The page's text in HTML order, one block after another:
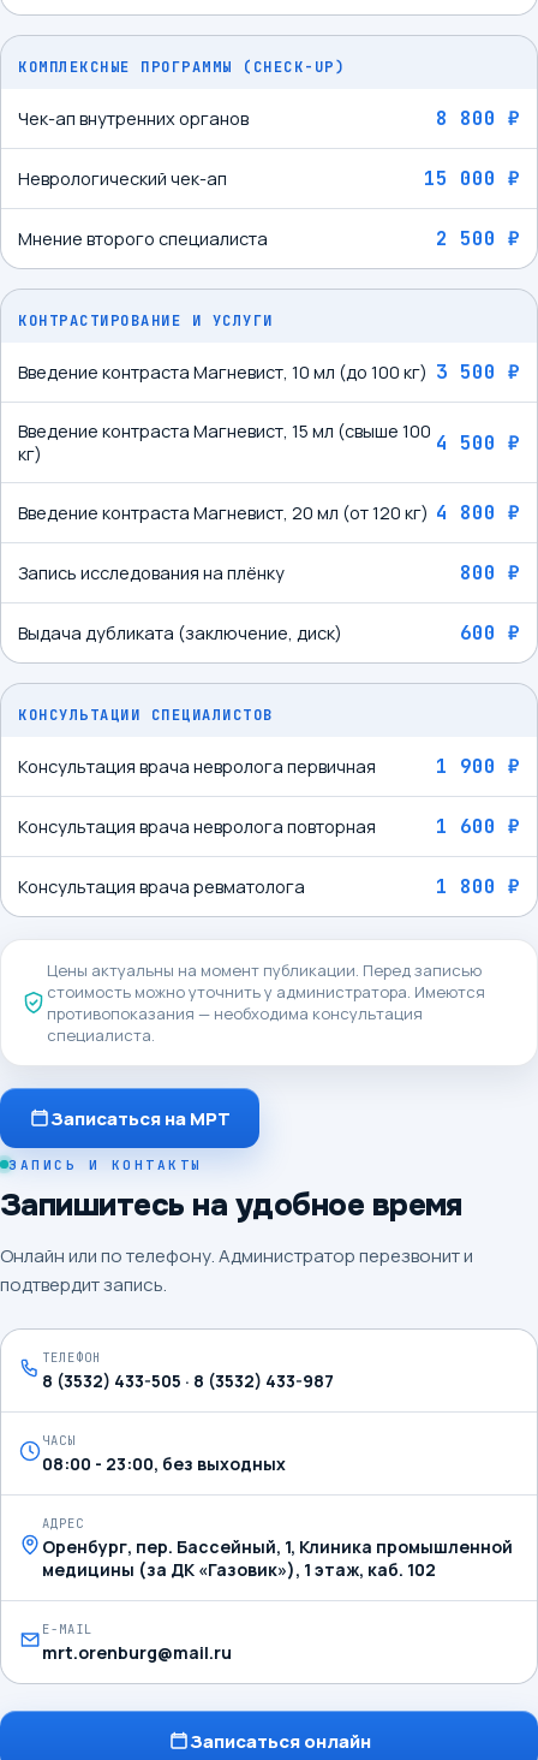
КОМПЛЕКСНЫЕ ПРОГРАММЫ (CHECK-UP)
Чек-ап внутренних органов 8 800 ₽
Неврологический чек-ап 15 000 ₽
Мнение второго специалиста 2 500 ₽
КОНТРАСТИРОВАНИЕ И УСЛУГИ
Введение контраста Магневист, 10 мл (до 100 кг) 3 500 ₽
Введение контраста Магневист, 15 мл (свыше 100
кг)
4 500 ₽
Введение контраста Магневист, 20 мл (от 120 кг) 4 800 ₽
Запись исследования на плёнку 800 ₽
Выдача дубликата (заключение, диск) 600 ₽
КОНСУЛЬТАЦИИ СПЕЦИАЛИСТОВ
Консультация врача невролога первичная 1 900 ₽
Консультация врача невролога повторная 1 600 ₽
Консультация врача ревматолога 1 800 ₽
Цены актуальны на момент публикации. Перед записью
стоимость можно уточнить у администратора. Имеются
противопоказания — необходима консультация
специалиста.
Записаться на МРТ
ЗАПИСЬ И КОНТАКТЫ
Запишитесь на удобное время
Онлайн или по телефону. Администратор перезвонит и
подтвердит запись.
ТЕЛЕФОН
8 (3532) 433-505 · 8 (3532) 433-987
ЧАСЫ
08:00 - 23:00, без выходных
АДРЕС
Оренбург, пер. Бассейный, 1, Клиника промышленной
медицины (за ДК «Газовик»), 1 этаж, каб. 102
E-MAIL
mrt.orenburg@mail.ru
Записаться онлайн